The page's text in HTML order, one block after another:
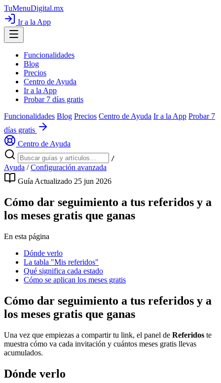
TuMenuDigital.mx
Ir a la App
Funcionalidades
Blog
Precios
Centro de Ayuda
Ir a la App
Probar 7 días gratis
Funcionalidades Blog Precios Centro de Ayuda Ir a la App Probar 7
días gratis
Centro de Ayuda
/
Ayuda / Configuración avanzada
Guía Actualizado 25 jun 2026
Cómo dar seguimiento a tus referidos y a
los meses gratis que ganas
En esta página
Dónde verlo
La tabla "Mis referidos"
Qué significa cada estado
Cómo se aplican los meses gratis
Cómo dar seguimiento a tus referidos y a
los meses gratis que ganas
Una vez que empiezas a compartir tu link, el panel de Referidos te
muestra cómo va cada invitación y cuántos meses gratis llevas
acumulados.
Dónde verlo